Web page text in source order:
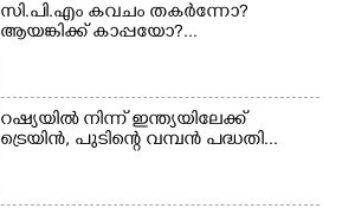
സി.പി.എം കവചം തകർന്നോ?
ആയങ്കിക്ക് കാപ്പയോ?...
റഷ്യയിൽ നിന്ന് ഇന്ത്യയിലേക്ക്
ട്രെയിൻ, പുടിന്റെ വമ്പൻ പദ്ധതി...